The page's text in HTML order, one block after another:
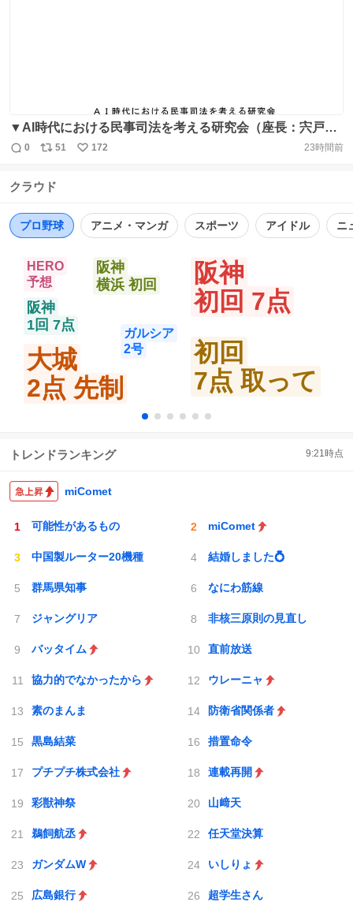
▼AI時代における民事司法を考える研究会（座長：宍戸常
寿東大教授） https://t.co/VbekgreUbf ・取りまとめ
https://t.co/ZgNXs0N6jY https://t.co/mWYhyNhKDo
返
数
0
リ
ス
数
51
い
172 23時間前
クラウド
プロ野球 アニメ・マンガ スポーツ アイドル ニ
阪神
初回 7点
大城
2点 先制
初回
7点 取って
阪神
横浜 初回
阪神
1回 7点
ガルシア
2号
HERO
予想
トレンドランキング 9:21時点
miComet
可能性があるもの miComet
中国製ルーター20機種 結婚しました💍
群馬県知事 なにわ筋線
ジャングリア 非核三原則の見直し
バッタイム 直前放送
協力的でなかったから ウレーニャ
素のまんま 防衛省関係者
黒島結菜 措置命令
プチプチ株式会社 連載再開
彩獣神祭 山﨑天
鵜飼航丞 任天堂決算
ガンダムW いしりょ
広島銀行 超学生さん